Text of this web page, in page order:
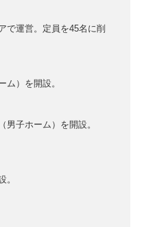
で運営。定員を45名に削
ム）を開設。
男子ホーム）を開設。
。